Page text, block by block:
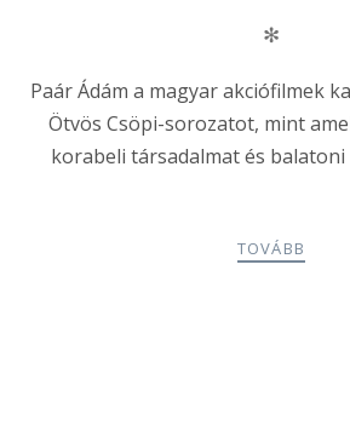
✻
Paár Ádám a magyar akciófilmek
Ötvös Csöpi-sorozatot, mint
korabeli társadalmat és
TOVÁBB